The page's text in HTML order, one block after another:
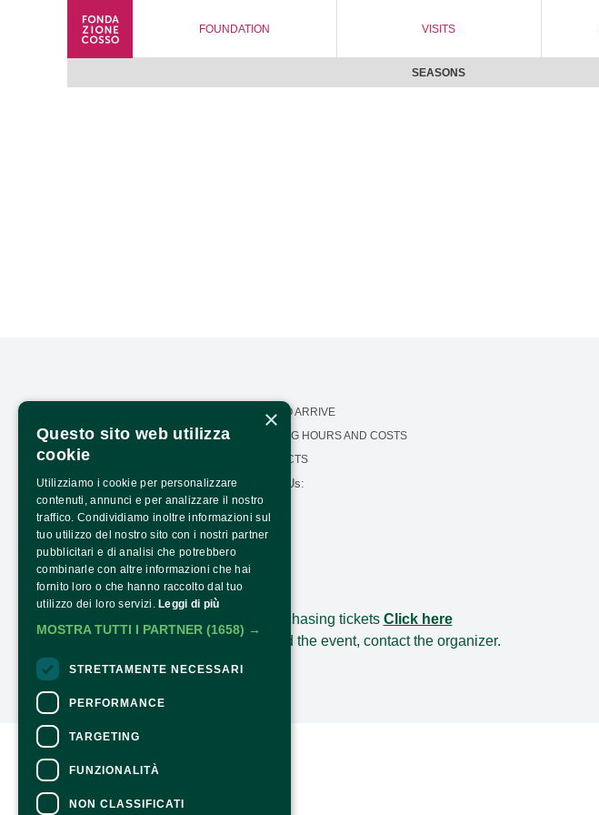
FOUNDATION VISITS
SEASONS
CALENDAR
PRESS AREA
TRANSPARENCY
PNRR TRANSPARENCY -
NEXTGENERATIONEU
HOW TO ARRIVE
OPENING HOURS AND COSTS
CONTACTS
Follow Us:
CONTACTS
For information and support in purchasing tickets Click here
For information on the program and the event, contact the organizer.
×
Questo sito web utilizza
cookie
Utilizziamo i cookie per personalizzare
contenuti, annunci e per analizzare il nostro
traffico. Condividiamo inoltre informazioni sul
tuo utilizzo del nostro sito con i nostri partner
pubblicitari e di analisi che potrebbero
combinarle con altre informazioni che hai
fornito loro o che hanno raccolto dal tuo
utilizzo dei loro servizi. Leggi di più
MOSTRA TUTTI I PARTNER (1658) →
STRETTAMENTE NECESSARI
PERFORMANCE
TARGETING
FUNZIONALITÀ
NON CLASSIFICATI